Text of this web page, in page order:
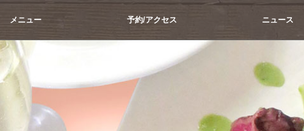
メニュー 予約/アクセス ニュース